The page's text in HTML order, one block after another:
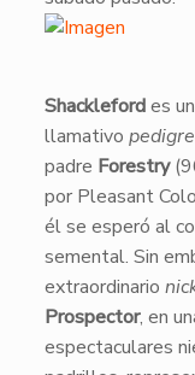
​Shacklefordes
llamativo
padre Forestry
por Pleasant
él se esperó al
semental. Sin
extraordinario
Prospector, en
espectaculares